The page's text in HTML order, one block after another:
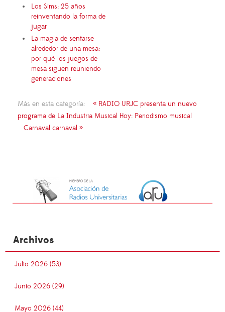
Los Sims: 25 años
reinventando la forma de
jugar
La magia de sentarse
alrededor de una mesa:
por qué los juegos de
mesa siguen reuniendo
generaciones
Más en esta categoría:
« RADIO URJC presenta un nuevo
programa de La Industria Musical Hoy: Periodismo musical
Carnaval carnaval »
Archivos
Julio 2026 (53)
Junio 2026 (29)
Mayo 2026 (44)